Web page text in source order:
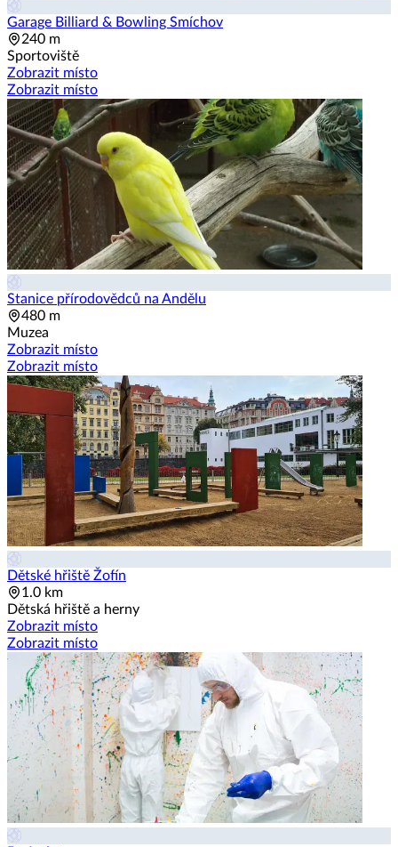
Garage Billiard & Bowling Smíchov
240 m
Sportoviště
Zobrazit místo
Zobrazit místo
Stanice přírodovědců na Andělu
480 m
Muzea
Zobrazit místo
Zobrazit místo
Dětské hřiště Žofín
1.0 km
Dětská hřiště a herny
Zobrazit místo
Zobrazit místo